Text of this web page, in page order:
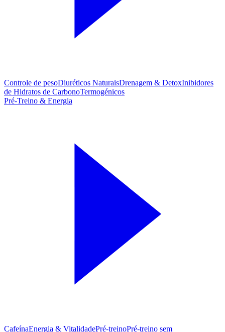
Controle de pesoDiuréticos NaturaisDrenagem & DetoxInibidores
de Hidratos de CarbonoTermogénicos
Pré-Treino & Energia
CafeínaEnergia & VitalidadePré-treinoPré‑treino sem